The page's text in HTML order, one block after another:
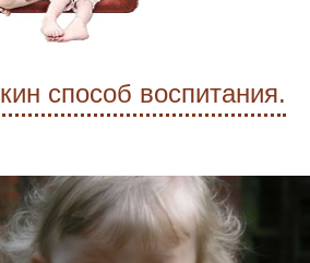
способ воспитания.